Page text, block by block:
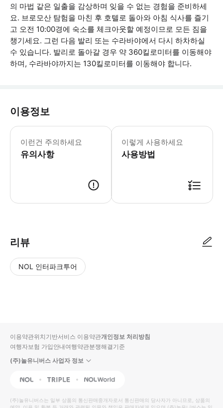
의 마법 같은 일출을 감상하며 잊을 수 없는 경험을 준비하세
요. 브로모산 탐험을 마친 후 호텔로 돌아와 아침 식사를 즐기
고 오전 10:00경에 숙소를 체크아웃할 예정이므로 모든 짐을
챙기세요. 그런 다음 발리 또는 수라바야에서 다시 하차하실
수 있습니다. 발리로 돌아갈 경우 약 360킬로미터를 이동해야
하며, 수라바야까지는 130킬로미터를 이동해야 합니다.
이용정보
이런건 주의하세요
유의사항
하이킹에 적합한 편안한 신발을 착용
이렇게 사용하세요
사용방법
리뷰
NOL 인터파크투어
입니
다.
높
동
순
상
이용약관위치기반서비스 이용약관개인정보 처리방침
여행자보험 가입안내여행약관분쟁해결기준
(주)놀유니버스 사업자 정보
NOL Triple Interpark Global
(주)놀유니버스는 일부 상품의 통신판매중개자로서 통신판매의 당사자가 아니므로, 상품의